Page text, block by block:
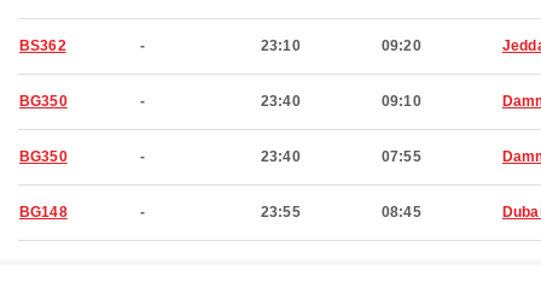
BS362 - 23:10 09:20
BG350 - 23:40 09:10
BG350 - 23:40 07:55
BG148 - 23:55 08:45